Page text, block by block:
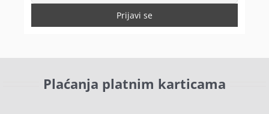
Plaćanja platnim karticama